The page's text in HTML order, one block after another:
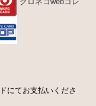
にてお支払いくださ